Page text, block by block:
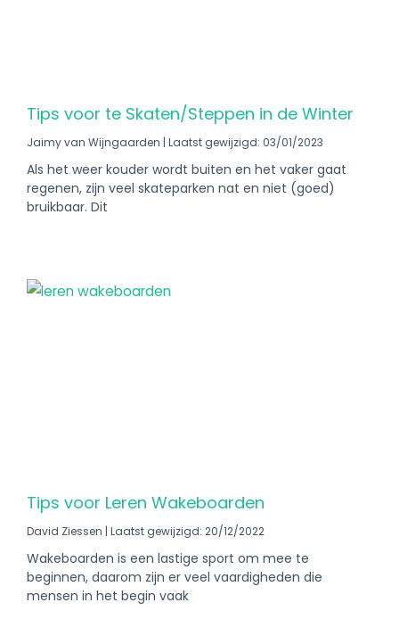
Tips voor te Skaten/Steppen in de Winter​
Jaimy van Wijngaarden Laatst gewijzigd: 03/01/2023
Als het weer kouder wordt buiten en het vaker gaat
regenen, zijn veel skateparken nat en niet (goed)
bruikbaar. Dit
Tips voor Leren Wakeboarden
David Ziessen Laatst gewijzigd: 20/12/2022
Wakeboarden is een lastige sport om mee te
beginnen, daarom zijn er veel vaardigheden die
mensen in het begin vaak